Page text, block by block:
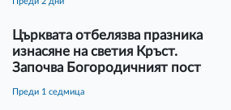
Църквата отбелязва празника
изнасяне на светия Кръст.
Започва Богородичният пост
преди 1 седмица